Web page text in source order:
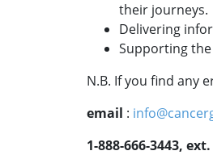
their journeys.
Delivering
Supporting
N.B. If you find any
email :
1-888-666-3443, ext.